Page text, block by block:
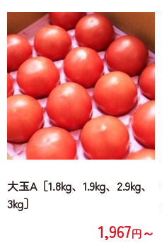
大玉A［1.8kg、1.9kg、2.9kg、
3kg］
1,967円～